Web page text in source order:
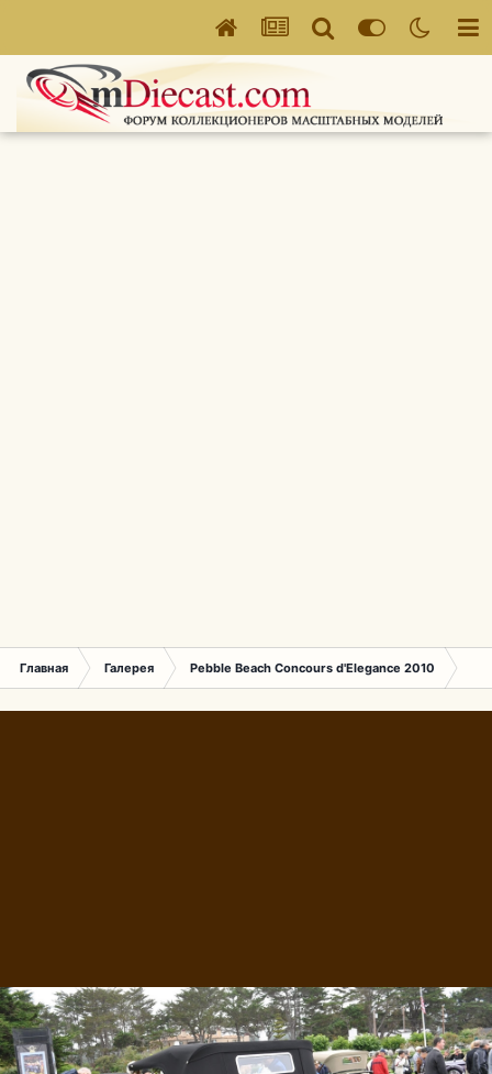
Главная Галерея Pebble Beach Concours d'Elegance 2010